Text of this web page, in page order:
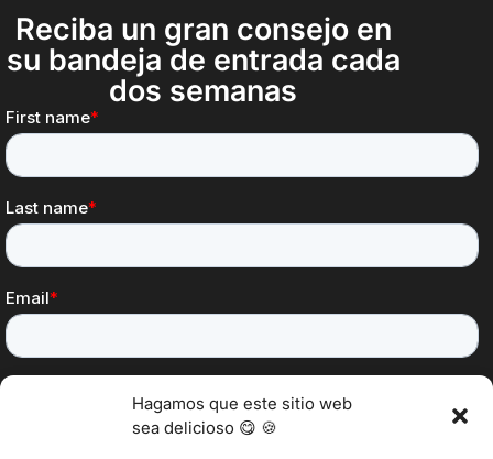
Hagamos que este sitio web
sea delicioso 😋 🍪
Reciba un gran consejo en
su bandeja de entrada cada
dos semanas